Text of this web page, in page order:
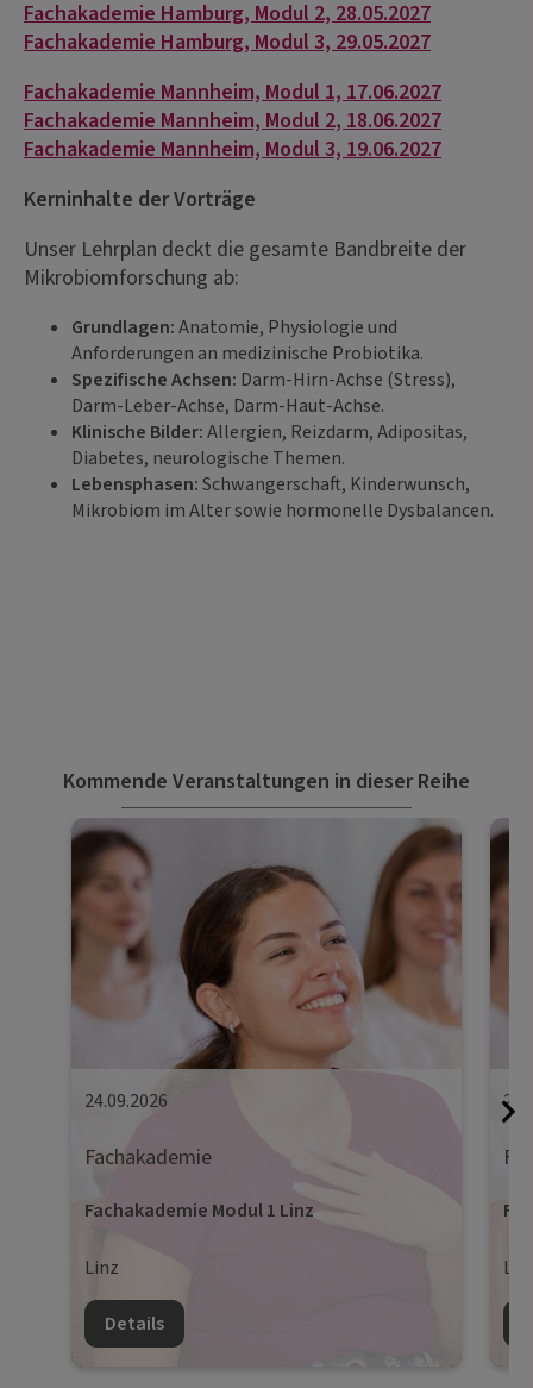
Fachakademie Hamburg, Modul 2, 28.05.2027
Fachakademie Hamburg, Modul 3, 29.05.2027
Fachakademie Mannheim, Modul 1, 17.06.2027
Fachakademie Mannheim, Modul 2, 18.06.2027
Fachakademie Mannheim, Modul 3, 19.06.2027
Kerninhalte der Vorträge
Unser Lehrplan deckt die gesamte Bandbreite der
Mikrobiomforschung ab:
Grundlagen:Anatomie, Physiologie und
Anforderungen an medizinische Probiotika.
Spezifische Achsen: Darm-Hirn-Achse (Stress),
Darm-Leber-Achse, Darm-Haut-Achse.
Klinische Bilder:Allergien, Reizdarm, Adipositas,
Diabetes, neurologische Themen.
Lebensphasen:Schwangerschaft, Kinderwunsch,
Mikrobiom im Alter sowie hormonelle Dysbalancen.
Kommende Veranstaltungen in dieser Reihe
24.09.2026
Fachakademie
Fachakademie Modul 1 Linz
Linz
Details